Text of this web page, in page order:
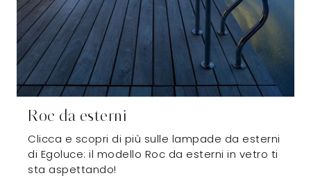
Roc da esterni
Clicca e scopri di più sulle lampade da esterni
di Egoluce: il modello Roc da esterni in vetro ti
sta aspettando!